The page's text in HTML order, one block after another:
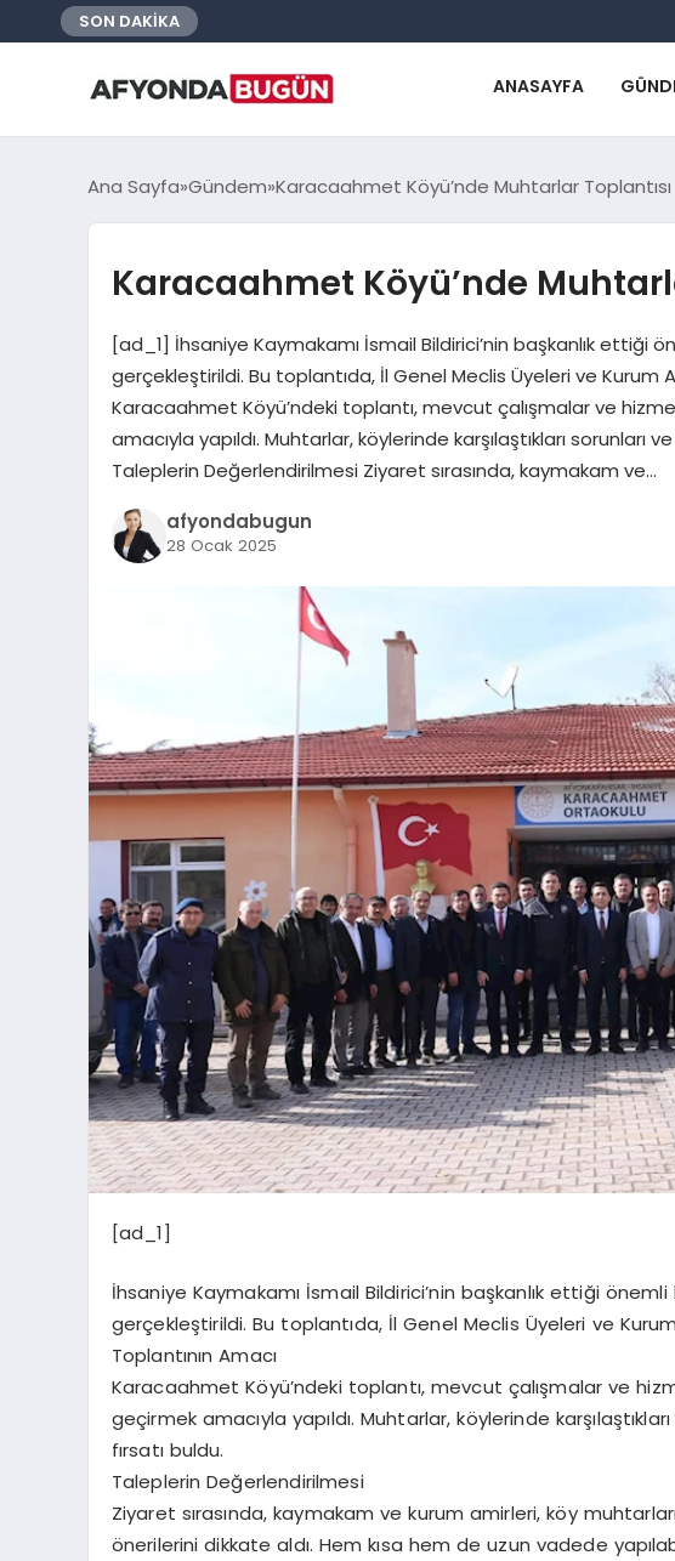
SON DAKİKA
ANASAYFA
Ana Sayfa Gündem Karacaahmet Köyü’nde Muhtarlar Toplantısı
Karacaahmet Köyü’nde
[ad_1] İhsaniye Kaymakamı İsmail Bildirici’nin başkanlık ettiği
gerçekleştirildi. Bu toplantıda, İl Genel Meclis Üyeleri ve Kurum
Karacaahmet Köyü’ndeki toplantı, mevcut çalışmalar ve
amacıyla yapıldı. Muhtarlar, köylerinde karşılaştıkları
Taleplerin Değerlendirilmesi Ziyaret sırasında, kaymakam ve…
afyondabugun
28 Ocak 2025
[ad_1]
İhsaniye Kaymakamı İsmail Bildirici’nin başkanlık ettiği
gerçekleştirildi. Bu toplantıda, İl Genel Meclis Üyeleri ve
Toplantının Amacı
Karacaahmet Köyü’ndeki toplantı, mevcut çalışmalar ve
geçirmek amacıyla yapıldı. Muhtarlar, köylerinde
fırsatı buldu.
Taleplerin Değerlendirilmesi
Ziyaret sırasında, kaymakam ve kurum amirleri, köy
önerilerini dikkate aldı. Hem kısa hem de uzun vadede